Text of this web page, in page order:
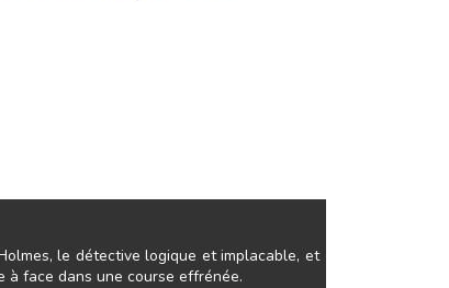
le détective logique et implacable, et
à face dans une course effrénée.